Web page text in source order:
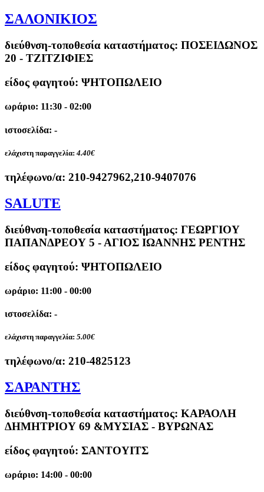
ΣΑΛΟΝΙΚΙΟΣ
διεύθνση-τοποθεσία καταστήματος: ΠΟΣΕΙΔΩΝΟΣ
20 - ΤΖΙΤΖΙΦΙΕΣ
είδος φαγητού: ΨΗΤΟΠΩΛΕΙΟ
ωράριο: 11:30 - 02:00
ιστοσελίδα: -
ελάχιστη παραγγελία: 4.40€
τηλέφωνο/α: 210-9427962,210-9407076
SALUTE
διεύθνση-τοποθεσία καταστήματος: ΓΕΩΡΓΙΟΥ
ΠΑΠΑΝΔΡΕΟΥ 5 - ΑΓΙΟΣ ΙΩΑΝΝΗΣ ΡΕΝΤΗΣ
είδος φαγητού: ΨΗΤΟΠΩΛΕΙΟ
ωράριο: 11:00 - 00:00
ιστοσελίδα: -
ελάχιστη παραγγελία: 5.00€
τηλέφωνο/α: 210-4825123
ΣΑΡΑΝΤΗΣ
διεύθνση-τοποθεσία καταστήματος: ΚΑΡΑΟΛΗ
ΔΗΜΗΤΡΙΟΥ 69 &ΜΥΣΙΑΣ - ΒΥΡΩΝΑΣ
είδος φαγητού: ΣΑΝΤΟΥΙΤΣ
ωράριο: 14:00 - 00:00